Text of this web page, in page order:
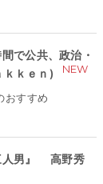
で公共、政治・
ｋｅｎ)
NEW
おすすめ
人男』 高野秀